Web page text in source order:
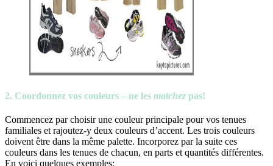
2. Coordonnez vos couleurs – ne les matchez pas!
Commencez par choisir une couleur principale pour vos tenues
familiales et rajoutez-y deux couleurs d’accent. Les trois couleurs
doivent être dans la même palette. Incorporez par la suite ces
couleurs dans les tenues de chacun, en parts et quantités différentes.
En voici quelques exemples: